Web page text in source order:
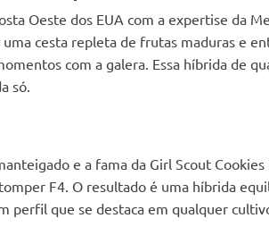
oil with.
Oeste dos EUA com a expertise da
cesta repleta de frutas maduras e
com a galera. Essa híbrida de
só.
e a fama da Girl Scout
F4. O resultado é uma híbrida
perfil que se destaca em qualquer